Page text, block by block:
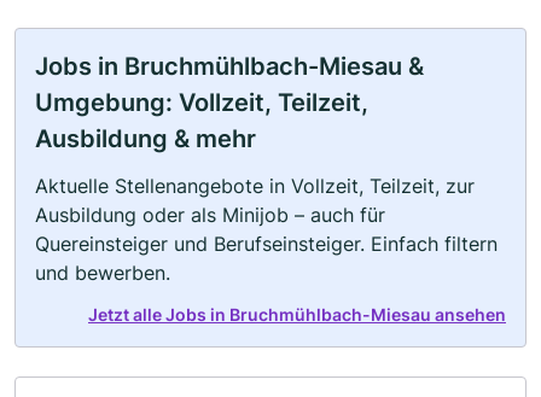
Jobs in Bruchmühlbach-Miesau &
Umgebung: Vollzeit, Teilzeit,
Ausbildung & mehr
Aktuelle Stellenangebote in Vollzeit, Teilzeit, zur
Ausbildung oder als Minijob – auch für
Quereinsteiger und Berufseinsteiger. Einfach filtern
und bewerben.
Jetzt alle Jobs in Bruchmühlbach-Miesau ansehen